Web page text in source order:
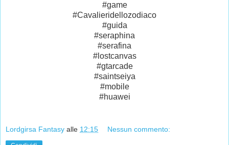
#game
#Cavalieridellozodiaco
#guida
#seraphina
#serafina
#lostcanvas
#gtarcade
#saintseiya
#mobile
#huawei
Lordgirsa Fantasy alle 12:15 Nessun commento: